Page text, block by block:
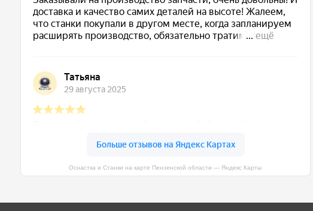
Оснастка и Станки на карте Пензенской области — Яндекс Карты